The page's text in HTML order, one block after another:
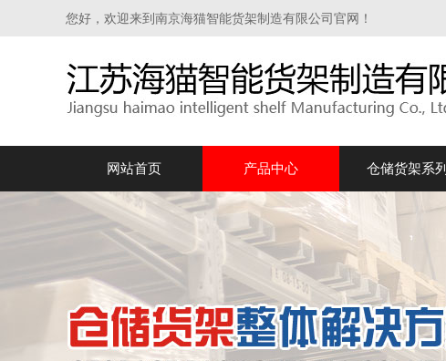
您好，欢迎来到南京海猫智能货架制造有限公司官网！
网站首页 产品中心 仓储货架系列